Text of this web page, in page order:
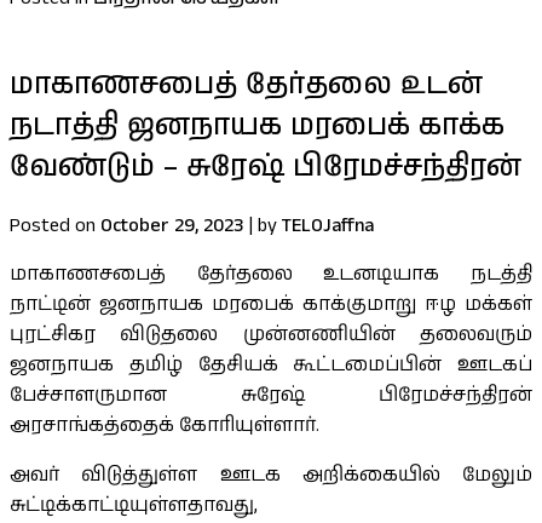
மாகாணசபைத் தேர்தலை உடன்
நடாத்தி ஜனநாயக மரபைக் காக்க
வேண்டும் – சுரேஷ் பிரேமச்சந்திரன்
Posted on October 29, 2023 | byTELOJaffna
மாகாணசபைத் தேர்தலை உடனடியாக நடத்தி
நாட்டின் ஜனநாயக மரபைக் காக்குமாறு ஈழ மக்கள்
புரட்சிகர விடுதலை முன்னணியின் தலைவரும்
ஜனநாயக தமிழ் தேசியக் கூட்டமைப்பின் ஊடகப்
பேச்சாளருமான சுரேஷ் பிரேமச்சந்திரன்
அரசாங்கத்தைக் கோரியுள்ளார்.
அவர் விடுத்துள்ள ஊடக அறிக்கையில் மேலும்
சுட்டிக்காட்டியுள்ளதாவது,